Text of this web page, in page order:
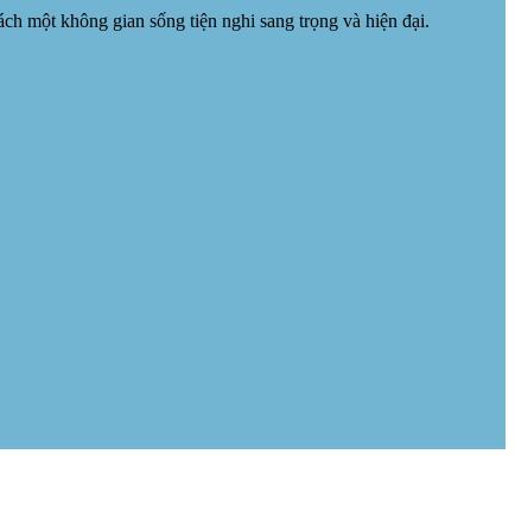
một không gian sống tiện nghi sang trọng và hiện đại.